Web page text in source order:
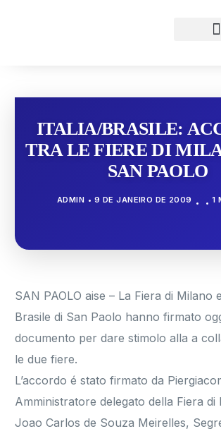
ITALIA/BRASILE:
TRA LE FIERE DI
SAN PAOLO
ADMIN 9 DE JANEIRO DE 2009 1
SAN PAOLO aise – La Fiera di Milano
Brasile di San Paolo hanno firmato
documento per dare stimolo alla a
le due fiere.
L’accordo é stato firmato da
Amministratore delegato della Fiera di
Joao Carlos de Souza Meirelles,